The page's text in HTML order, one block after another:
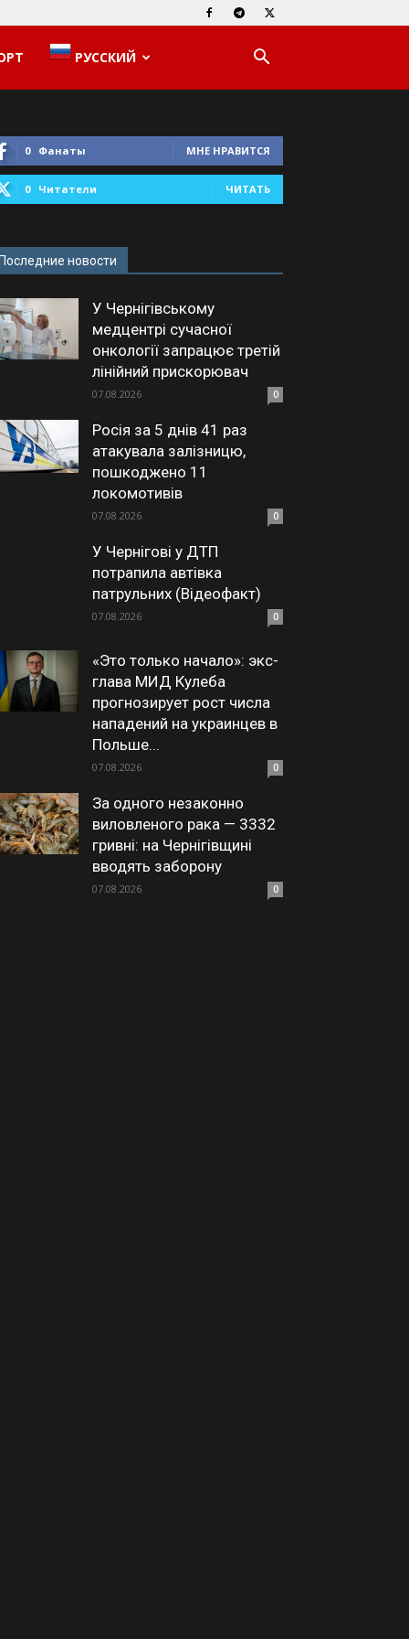
РУССКИЙ
0 Фанаты МНЕ НРАВИТСЯ
0 Читатели ЧИТАТЬ
новости
У Чернігівському
медцентрі сучасної
онкології запрацює третій
лінійний прискорювач
07.08.2026 0
Росія за 5 днів 41 раз
атакувала залізницю,
пошкоджено 11
локомотивів
07.08.2026 0
У Чернігові у ДТП
потрапила автівка
патрульних (Відеофакт)
07.08.2026 0
«Это только начало»: экс-
глава МИД Кулеба
прогнозирует рост числа
нападений на украинцев в
Польше...
07.08.2026 0
За одного незаконно
виловленого рака — 3332
гривні: на Чернігівщині
вводять заборону
07.08.2026 0